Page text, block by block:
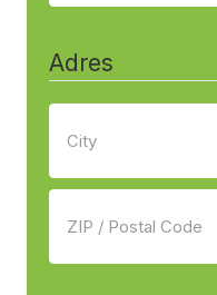
Adres
Stad